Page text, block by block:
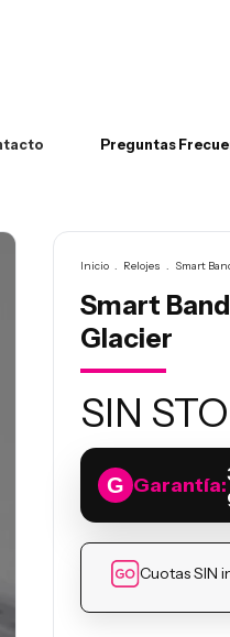
Preguntas
Inicio . Relojes . Smart
Smart
Glacier
SIN
Garantía:
Cuotas SIN